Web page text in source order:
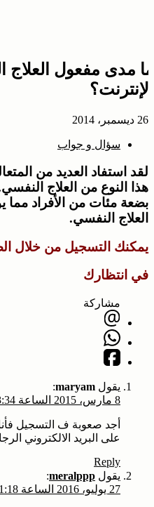
ما مدى مفعول
الإنترنت؟
26 ديسمبر، 2014
سؤال و جواب
لقد استفاد العديد من
هذا النوع من العلاج
بضعة مئات من الأفراد مما
العلاج النفسي.
يمكنك التسجيل من خلال
في انتظارك
مشاركة
يقول maryam
:
8 مارس، 2015 الساعة 3:34 م
أجد صعوبة ف التسجيل
على البريد الالكتروني
Reply
يقول meralppp
:
27 يوليو، 2016 الساعة 1:18 ص